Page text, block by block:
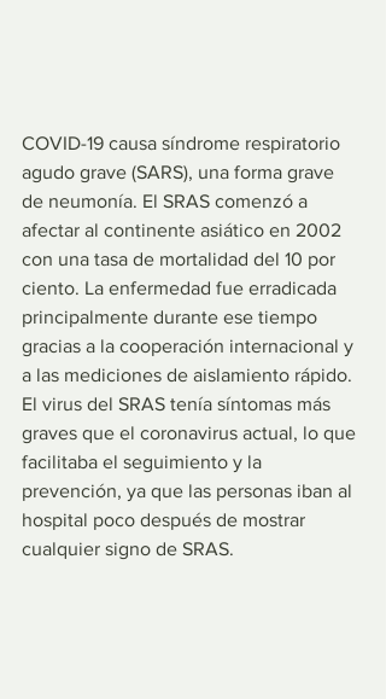
COVID-19 causa síndrome respiratorio
agudo grave (SARS), una forma grave
de neumonía. El SRAS comenzó a
afectar al continente asiático en 2002
con una tasa de mortalidad del 10 por
ciento. La enfermedad fue erradicada
principalmente durante ese tiempo
gracias a la cooperación internacional y
a las mediciones de aislamiento rápido.
El virus del SRAS tenía síntomas más
graves que el coronavirus actual, lo que
facilitaba el seguimiento y la
prevención, ya que las personas iban al
hospital poco después de mostrar
cualquier signo de SRAS.